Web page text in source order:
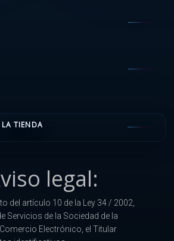
LA TIENDA
legal:
del artículo 10 de la Ley 34 / 2002,
Servicios de la Sociedad de la
Electrónico, el Titular